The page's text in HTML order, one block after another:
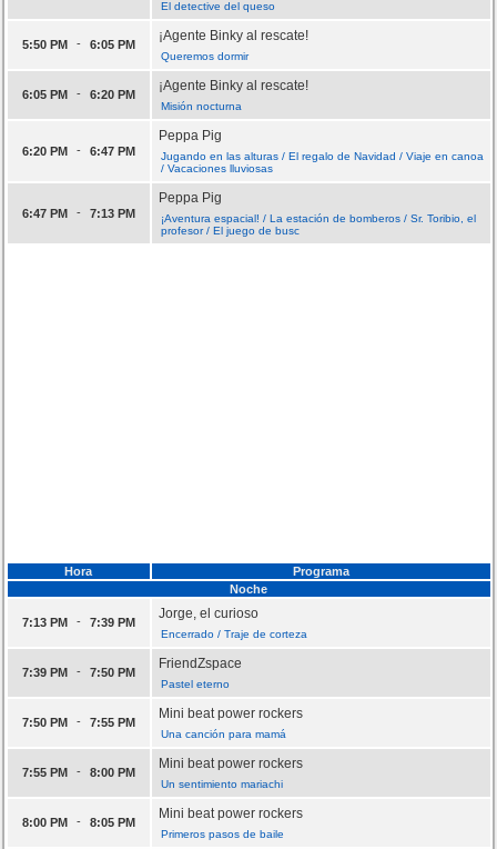
El detective del queso
5:50 PM - 6:05 PM
¡Agente Binky al rescate!
Queremos dormir
6:05 PM - 6:20 PM
¡Agente Binky al rescate!
Misión nocturna
6:20 PM - 6:47 PM
Peppa Pig
Jugando en las alturas / El regalo de Navidad / Viaje en canoa
/ Vacaciones lluviosas
6:47 PM - 7:13 PM
Peppa Pig
¡Aventura espacial! / La estación de bomberos / Sr. Toribio, el
profesor / El juego de busc
Hora
Programa
Noche
7:13 PM - 7:39 PM
Jorge, el curioso
Encerrado / Traje de corteza
7:39 PM - 7:50 PM
FriendZspace
Pastel eterno
7:50 PM - 7:55 PM
Mini beat power rockers
Una canción para mamá
7:55 PM - 8:00 PM
Mini beat power rockers
Un sentimiento mariachi
8:00 PM - 8:05 PM
Mini beat power rockers
Primeros pasos de baile